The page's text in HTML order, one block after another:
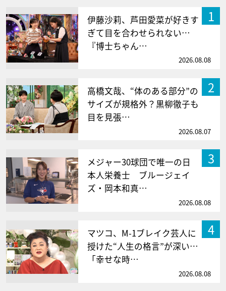
1
伊藤沙莉、芦田愛菜が好きす
ぎて目を合わせられない…
『博士ちゃん…
2026.08.08
2
高橋文哉、“体のある部分”の
サイズが規格外？黒柳徹子も
目を見張…
2026.08.07
3
メジャー30球団で唯一の日
本人栄養士 ブルージェイ
ズ・岡本和真…
2026.08.08
4
マツコ、M-1ブレイク芸人に
授けた“人生の格言”が深い…
「幸せな時…
2026.08.08